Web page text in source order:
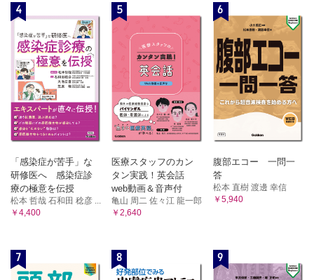
4
「感染症が苦手」な
研修医へ 感染症診
療の極意を伝授
松本 哲哉 石和田 稔彦 ...
￥4,400
5
医療スタッフのカン
タン実践！英会話
web動画＆音声付
亀山 周二 佐々江 龍一郎
￥2,640
6
腹部エコー 一問一
答
松本 直樹 渡邊 幸信
￥5,940
7 8 9